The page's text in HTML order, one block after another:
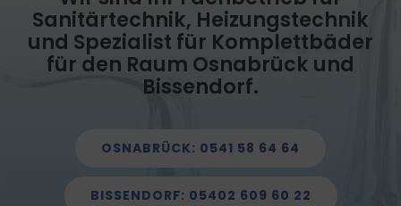
Sanitärtechnik, Heizungstechnik
und Spezialist für Komplettbäder
für den Raum Osnabrück und
Bissendorf.
OSNABRÜCK: 0541 58 64 64
BISSENDORF: 05402 609 60 22